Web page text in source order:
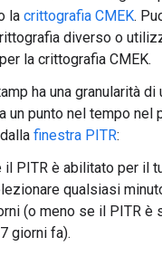
la crittografia CMEK.
diverso o
la crittografia CMEK.
ha una granularità di
un punto nel tempo nel
finestra PITR:
il PITR è abilitato per il
qualsiasi
(o meno se il PITR è
giorni fa).